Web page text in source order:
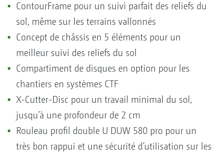
ContourFrame pour un suivi parfait des reliefs du
sol, même sur les terrains vallonnés
Concept de châssis en 5 éléments pour un
meilleur suivi des reliefs du sol
Compartiment de disques en option pour les
chantiers en systèmes CTF
X-Cutter-Disc pour un travail minimal du sol,
jusqu’à une profondeur de 2 cm
Rouleau profil double U DUW 580 pro pour un
très bon rappui et une sécurité d’utilisation sur les